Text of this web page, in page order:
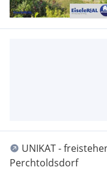
UNIKAT -
Perchtoldsdorf